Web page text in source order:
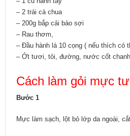
– 2 trái cà chua
– 200g bắp cải bào sợi
– Rau thơm,
– Đầu hành lá 10 cọng ( nếu thích có
– Ớt tươi, tỏi, đường, nước cốt
Cách làm gỏi mực
Bước 1
Mực làm sạch, lột bỏ lớp da ngoài,